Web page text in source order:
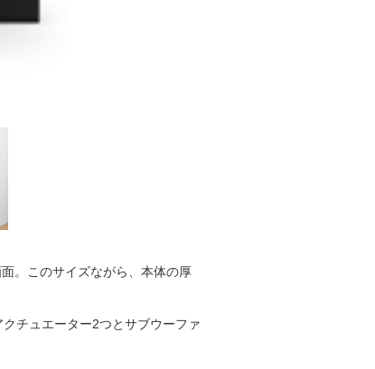
。このサイズながら、本体の厚
チュエーター2つとサブウーファ